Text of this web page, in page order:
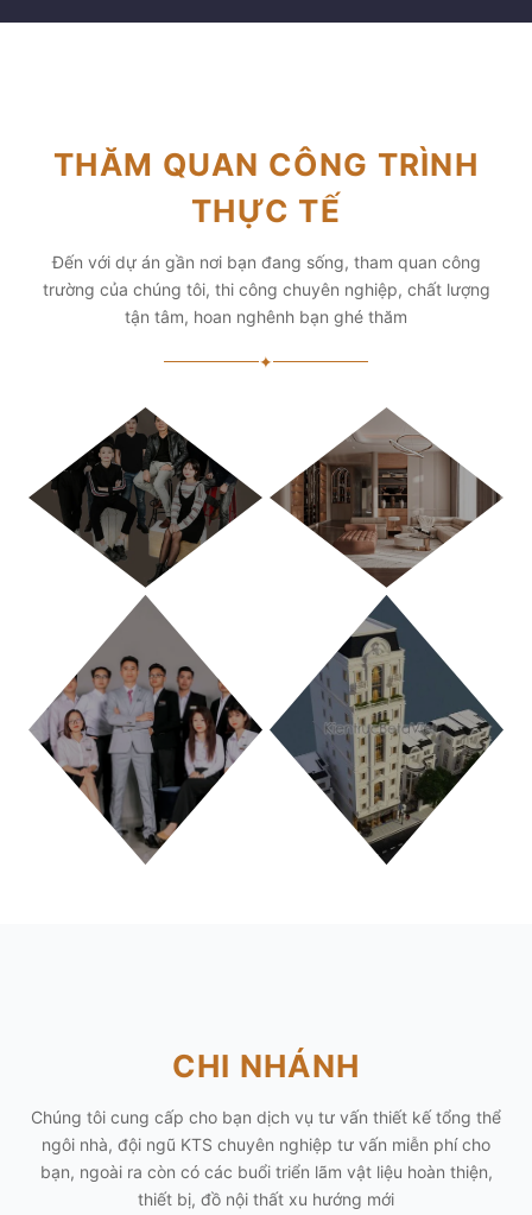
THĂM QUAN CÔNG TRÌNH
THỰC TẾ
Đến với dự án gần nơi bạn đang sống, tham quan công
trường của chúng tôi, thi công chuyên nghiệp, chất lượng
tận tâm, hoan nghênh bạn ghé thăm
✦
TP. HỒ CHÍ MINH
CHI NHÁNH
Chúng tôi cung cấp cho bạn dịch vụ tư vấn thiết kế tổng thể
ngôi nhà, đội ngũ KTS chuyên nghiệp tư vấn miễn phí cho
bạn, ngoài ra còn có các buổi triển lãm vật liệu hoàn thiện,
thiết bị, đồ nội thất xu hướng mới